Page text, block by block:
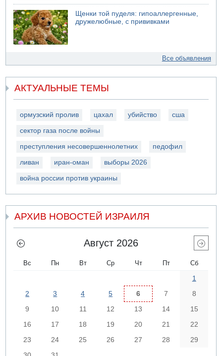
Щенки той пуделя: гипоаллергенные,
дружелюбные, с прививками
Все объявления
АКТУАЛЬНЫЕ ТЕМЫ
ормузский пролив цахал убийство сша
сектор газа после войны
преступления несовершеннолетних педофил
ливан иран-оман выборы 2026
война россии против украины
АРХИВ НОВОСТЕЙ ИЗРАИЛЯ
Август 2026
Вс Пн Вт Ср Чт Пт Сб
1
2
3 4 5 6 7
8
9
10 11 12 13 14
15
16
17 18 19 20 21
22
23
24 25 26 27 28
29